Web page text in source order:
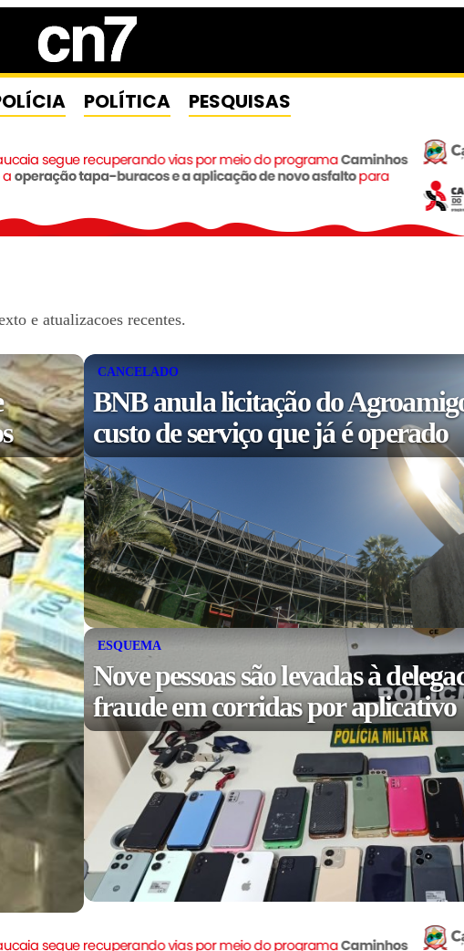
POLÍTICA PESQUISAS
e atualizacoes recentes.
CANCELADO
BNB anula licitação do
custo de serviço que já é operado
ESQUEMA
Nove pessoas são levadas à
fraude em corridas por aplicativo